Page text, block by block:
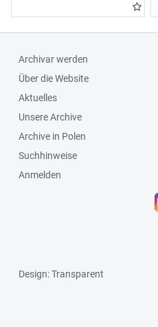
Archivar werden
Über die Website
Aktuelles
Unsere Archive
Archive in Polen
Suchhinweise
Anmelden
Design: Transparent